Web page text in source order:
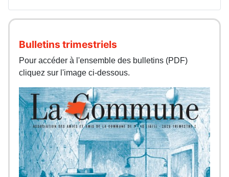
Bulletins trimestriels
Pour accéder à l'ensemble des bulletins (PDF)
cliquez sur l'image ci-dessous.